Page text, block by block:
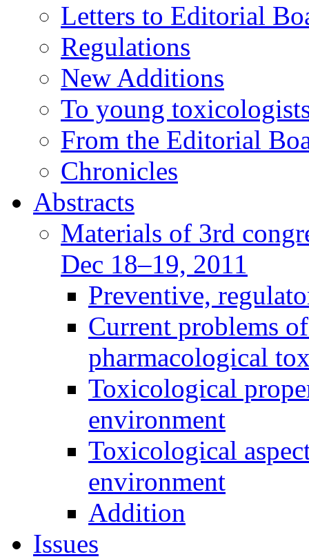
Letters to Editorial
Regulations
New Additions
To young
From the Editorial
Chronicles
Abstracts
Materials of 3rd
Dec 18–19, 2011
Preventive,
Current problems
pharmacological
Toxicological
environment
Toxicological
environment
Addition
Issues